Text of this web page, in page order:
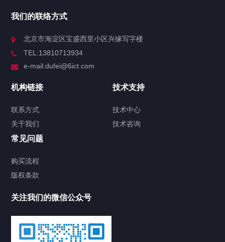
我们的联络方式
北京市海淀区宝盛西里小区兴缘写字楼
TEL:13810713934
e-mail:dufei@6ict.com
机构链接
联系方式
关于我们
技术支持
技术中心
技术咨询
常见问题
购买流程
版权条款
关注我们的微信公众号